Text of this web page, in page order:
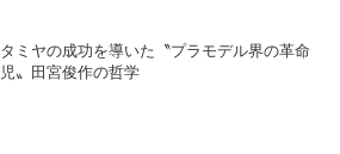
タミヤの成功を導いた〝プラモデル界の革命
児〟田宮俊作の哲学